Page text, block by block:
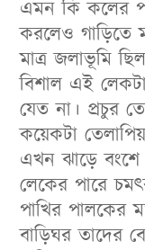
এমন কি কলের
করলেও গাড়িতে
মাত্র জলাভূমি
বিশাল এই
যেত না। প্রচুর
কয়েকটা
এখন ঝাড়ে বংশে
লেকের পারে
পাখির পালকের
বাড়িঘর তাদের